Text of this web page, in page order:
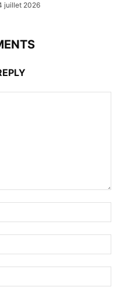
juillet 2026